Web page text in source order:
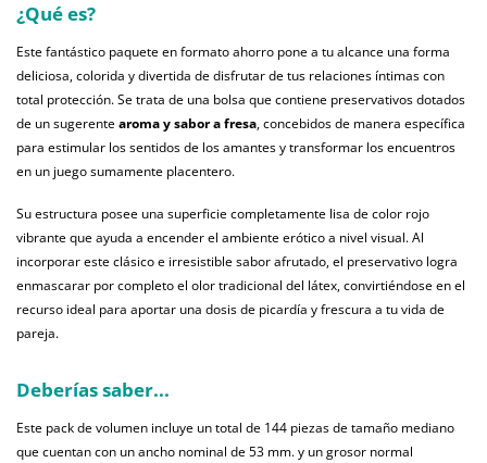
¿Qué es?
Este fantástico paquete en formato ahorro pone a tu alcance una forma
deliciosa, colorida y divertida de disfrutar de tus relaciones íntimas con
total protección. Se trata de una bolsa que contiene preservativos dotados
de un sugerentearoma y sabor a fresa, concebidos de manera específica
para estimular los sentidos de los amantes y transformar los encuentros
en un juego sumamente placentero.
Su estructura posee una superficie completamente lisa de color rojo
vibrante que ayuda a encender el ambiente erótico a nivel visual. Al
incorporar este clásico e irresistible sabor afrutado, el preservativo logra
enmascarar por completo el olor tradicional del látex, convirtiéndose en el
recurso ideal para aportar una dosis de picardía y frescura a tu vida de
pareja.
Deberías saber...
Este pack de volumen incluye un total de 144 piezas de tamaño mediano
que cuentan con un ancho nominal de 53 mm. y un grosor normal